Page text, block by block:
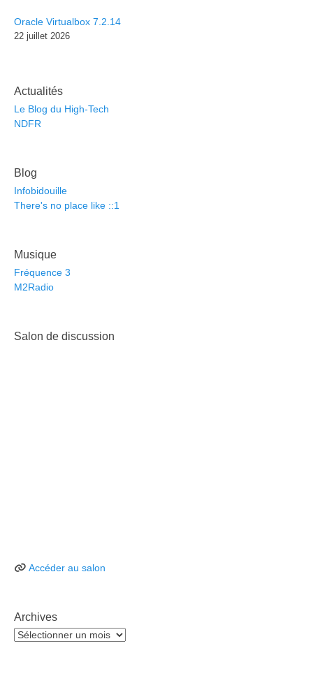
Oracle Virtualbox 7.2.14
22 juillet 2026
Actualités
Le Blog du High-Tech
NDFR
Blog
Infobidouille
There's no place like ::1
Musique
Fréquence 3
M2Radio
Salon de discussion
Accéder au salon
Archives
Archives